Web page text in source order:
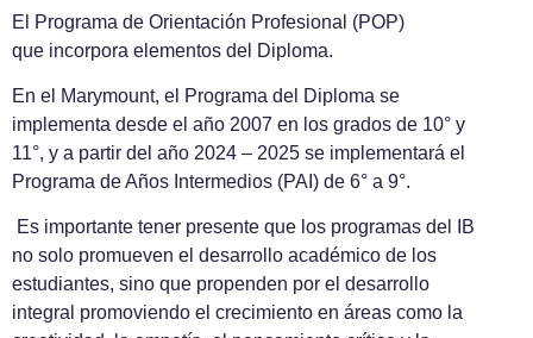
El Programa de Orientación Profesional (POP)
que incorpora elementos del Diploma.
En el Marymount, el Programa del Diploma se
implementa desde el año 2007 en los grados de 10° y
11°, y a partir del año 2024 – 2025 se implementará el
Programa de Años Intermedios (PAI) de 6° a 9°.
Es importante tener presente que los programas del IB
no solo promueven el desarrollo académico de los
estudiantes, sino que propenden por el desarrollo
integral promoviendo el crecimiento en áreas como la